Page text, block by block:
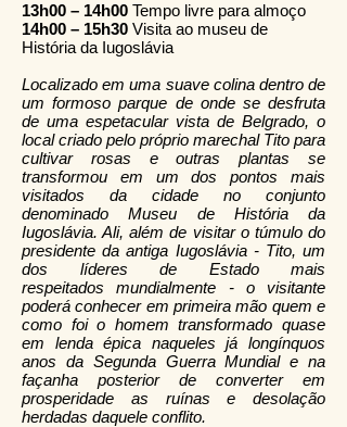
13h00 – 14h00 Tempo livre para almoço
14h00 – 15h30 Visita ao museu de
História da Iugoslávia
Localizado em uma suave colina dentro de
um formoso parque de onde se desfruta
de uma espetacular vista de Belgrado, o
local criado pelo próprio marechal Tito para
cultivar rosas e outras plantas se
transformou em um dos pontos mais
visitados da cidade no conjunto
denominado Museu de História da
Iugoslávia. Ali, além de visitar o túmulo do
presidente da antiga Iugoslávia - Tito, um
dos líderes de Estado mais
respeitados mundialmente - o visitante
poderá conhecer em primeira mão quem e
como foi o homem transformado quase
em lenda épica naqueles já longínquos
anos da Segunda Guerra Mundial e na
façanha posterior de converter em
prosperidade as ruínas e desolação
herdadas daquele conflito.